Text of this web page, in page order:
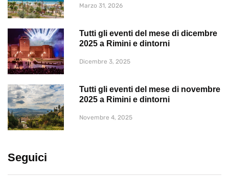
Marzo 31, 2026
Tutti gli eventi del mese di dicembre
2025 a Rimini e dintorni
Dicembre 3, 2025
Tutti gli eventi del mese di novembre
2025 a Rimini e dintorni
Novembre 4, 2025
Seguici